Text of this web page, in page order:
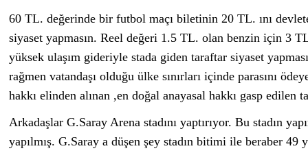
60 TL. değerinde bir futbol maçı biletinin 20 TL. ını
siyaset yapmasın. Reel değeri 1.5 TL. olan benzin için 3
yüksek ulaşım gideriyle stada giden taraftar siyaset
rağmen vatandaşı olduğu ülke sınırları içinde parasını
hakkı elinden alınan ,en doğal anayasal hakkı gasp edilen
Arkadaşlar G.Saray Arena stadını yaptırıyor. Bu stadın
yapılmış. G.Saray a düşen şey stadın bitimi ile beraber 49